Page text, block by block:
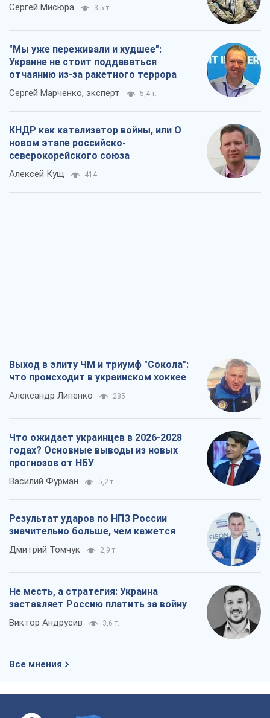
Сергей Мисюра 3,5 т.
"Мы уже переживали и худшее":
Украине не стоит поддаваться
отчаянию из-за ракетного террора
Сергей Марченко, эксперт 5,4 т.
КНДР как катализатор войны, или О
новом этапе российско-
северокорейского союза
Алексей Кущ 414
Выход в элиту ЧМ и триумф "Сокола":
что происходит в украинском хоккее
Александр Липенко 285
Что ожидает украинцев в 2026-2028
годах? Основные выводы из новых
прогнозов от НБУ
Василий Фурман 5,2 т.
Результат ударов по НПЗ России
значительно больше, чем кажется
Дмитрий Томчук 2,9 т.
Не месть, а стратегия: Украина
заставляет Россию платить за войну
Виктор Андрусив 3,6 т.
Все мнения